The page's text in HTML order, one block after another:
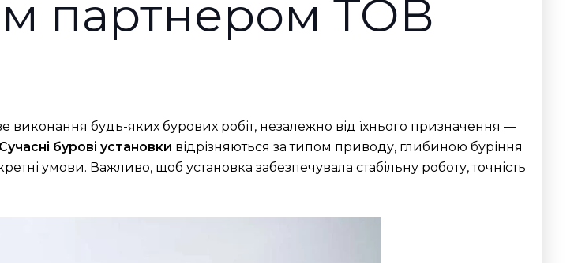
партнером ТОВ
будь-яких бурових робіт, незалежно від їхнього призначення —
Сучасні бурові установки відрізняються за типом приводу, глибиною буріння
умови. Важливо, щоб установка забезпечувала стабільну роботу, точність